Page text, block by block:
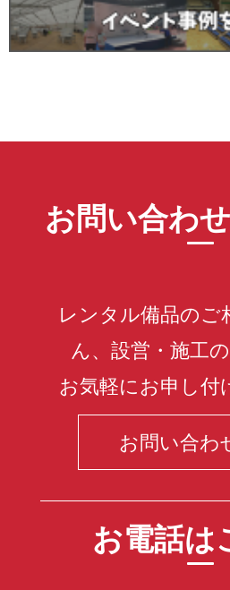
お問い合わ
レンタル備品のご
ん、設営・施工
お気軽にお申し付
お問い合わ
お電話は